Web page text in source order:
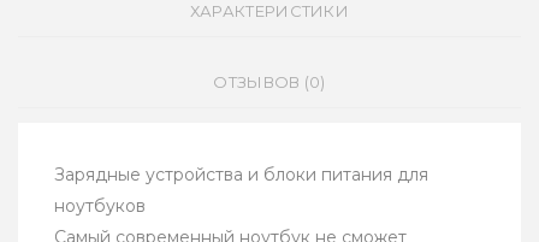
ХАРАКТЕРИСТИКИ
ОТЗЫВОВ (0)
Зарядные устройства и блоки питания для
ноутбуков